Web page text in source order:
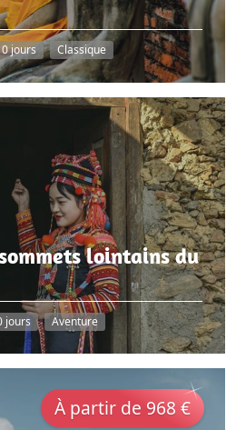
jours Classique
lointains du
jours Aventure
À partir de 968 €